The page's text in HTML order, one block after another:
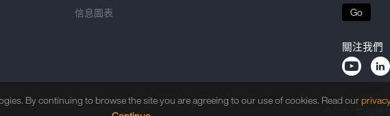
信息圖表
Go
關注我們
By continuing to browse the site you are agreeing to our use of cookies. Read our